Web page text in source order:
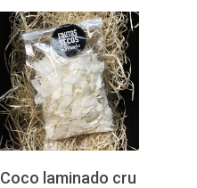
LER MAIS
Coco laminado cru